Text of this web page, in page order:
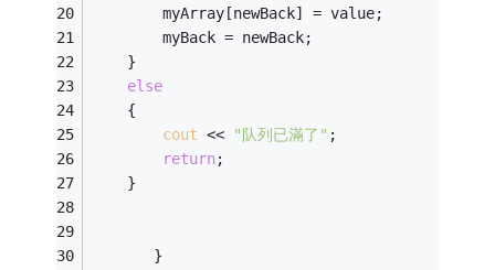
        myArray[newBack] = value;
        myBack = newBack;
    }
else
    {
cout << "队列已滿了" ;
return;
    }
       }